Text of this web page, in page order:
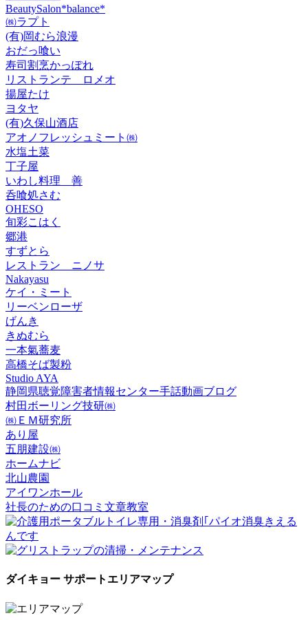
BeautySalon*balance*
㈱ラプト
(有)岡むら浪漫
おだっ喰い
寿司割烹かっぽれ
リストランテ ロメオ
揚屋たけ
ヨタヤ
(有)久保山酒店
アオノフレッシュミート㈱
水塩土菜
丁子屋
いわし料理 善
呑喰処さむ
OHESO
旬彩こはく
郷港
すずとら
レストラン ニノサ
Nakayasu
ケイ・ミート
リーベンローザ
げんき
きぬむら
一本氣蕎麦
高橋そば製粉
Studio AYA
静岡県聴覚障害者情報センター手話動画ブログ
村田ボーリング技研㈱
㈱ＥＭ研究所
あり屋
五朋建設㈱
ホームナビ
北山農園
アイワンホール
社長のための口コミ文章教室
ダイキョー サポートエリアマップ